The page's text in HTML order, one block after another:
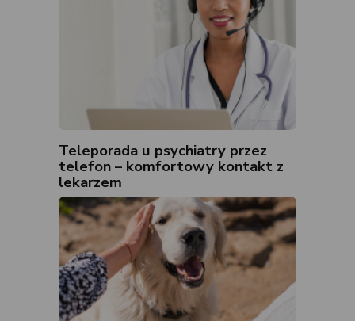
Teleporada u psychiatry przez
telefon – komfortowy kontakt z
lekarzem